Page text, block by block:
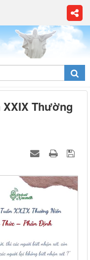
XXIX Thường